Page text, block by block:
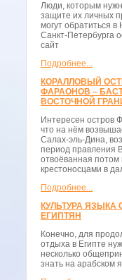
Люди, которым
защите их личных
могут обратиться в
Санкт-Петербурга
сайт
Подробнее...
КОРАЛЛОВЫЙ
ФАРАОНОВ –
ВОСТОЧНОЙ
Интересен остров
что на нём
Салах-эль-Дина,
период правления
отвоёванная потом
крестоносцами в
Подробнее...
КУЛЬТУРА
ЕГИПТЯН
Конечно, для
отдыха в Египте
несколько
знать на арабском